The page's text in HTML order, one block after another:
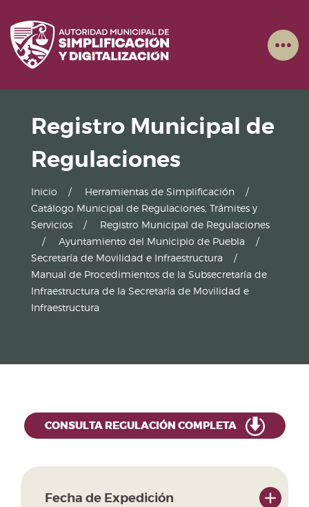
Registro Municipal de
Regulaciones
Inicio
Herramientas de Simplificación
Catálogo Municipal de Regulaciones, Trámites y
Servicios
Registro Municipal de Regulaciones
Ayuntamiento del Municipio de Puebla
Secretaría de Movilidad e Infraestructura
Manual de Procedimientos de la Subsecretaría de
Infraestructura de la Secretaría de Movilidad e
Infraestructura
CONSULTA REGULACIÓN COMPLETA
Fecha de Expedición